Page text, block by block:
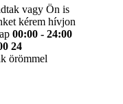
vagy Ön is
kérem hívjon
00:00 - 24:00
24
örömmel